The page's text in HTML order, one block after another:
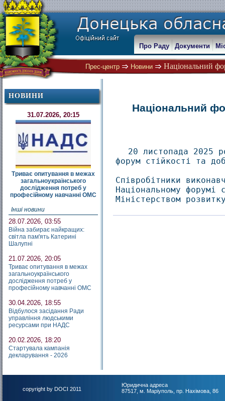
Прес-центр Новини Національний
Про Раду Документи
НОВИНИ
31.07.2026, 20:15
Триває опитування в межах
загальноукраїнського
дослідження потреб у
професійному навчанні ОМС
Інші новини
28.07.2026, 03:55
Війна забирає найкращих:
світла пам'ять Катерині
Шалупні
21.07.2026, 20:05
Триває опитування в межах
загальноукраїнського
дослідження потреб у
професійному навчанні ОМС
30.04.2026, 18:55
Відбулося засідання Ради
управління людськими
ресурсами при НАДС
20.02.2026, 18:20
Стартувала кампанія
декларування - 2026
Національний
20 листопада 2025
форум стійкості та
Співробітники
Національному форумі
Міністерством
copyright by DOCI 2011
Юридична адреса
87517, м. Маріуполь, пр. Нахімова, 86